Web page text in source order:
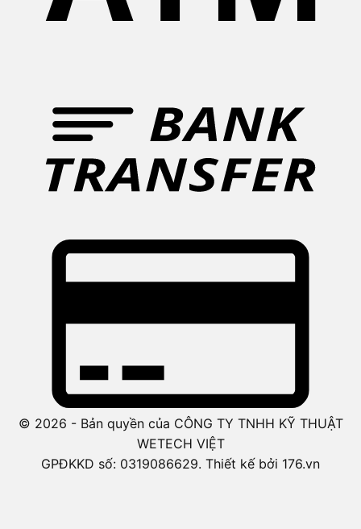
© 2026 - Bản quyền của CÔNG TY TNHH KỸ THUẬT
WETECH VIỆT
GPĐKKD số: 0319086629. Thiết kế bởi 176.vn